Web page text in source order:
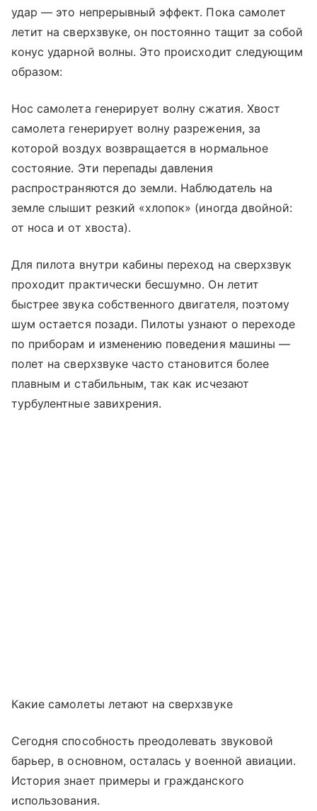
удар — это непрерывный эффект. Пока самолет
летит на сверхзвуке, он постоянно тащит за собой
конус ударной волны. Это происходит следующим
образом:
Нос самолета генерирует волну сжатия. Хвост
самолета генерирует волну разрежения, за
которой воздух возвращается в нормальное
состояние. Эти перепады давления
распространяются до земли. Наблюдатель на
земле слышит резкий «хлопок» (иногда двойной:
от носа и от хвоста).
Для пилота внутри кабины переход на сверхзвук
проходит практически бесшумно. Он летит
быстрее звука собственного двигателя, поэтому
шум остается позади. Пилоты узнают о переходе
по приборам и изменению поведения машины —
полет на сверхзвуке часто становится более
плавным и стабильным, так как исчезают
турбулентные завихрения.
Какие самолеты летают на сверхзвуке
Сегодня способность преодолевать звуковой
барьер, в основном, осталась у военной авиации.
История знает примеры и гражданского
использования.